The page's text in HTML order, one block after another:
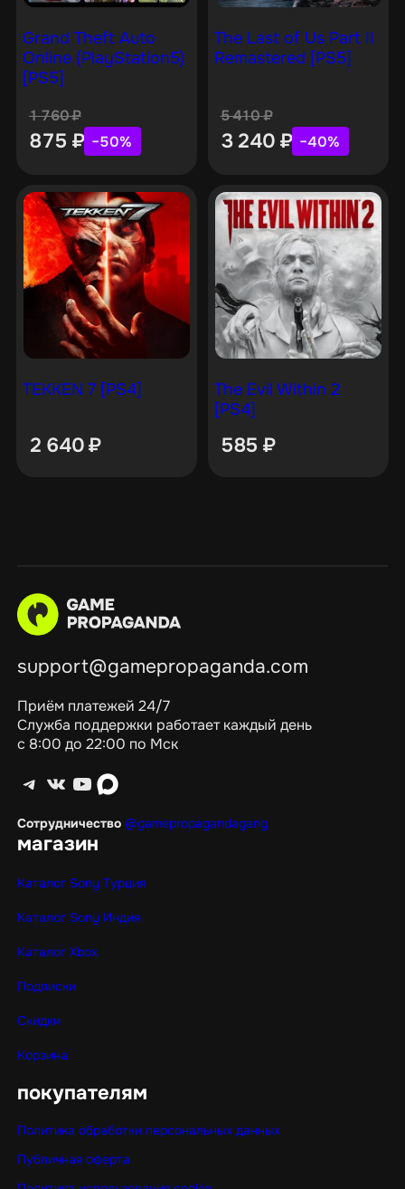
Grand Theft Auto
Online (PlayStation5)
[PS5]
1 760₽
875 ₽ −50%
The Last of Us Part II
Remastered [PS5]
5 410₽
3 240 ₽ −40%
TEKKEN 7 [PS4]
2 640₽
The Evil Within 2
[PS4]
585 ₽
support@gamepropaganda.com
Приём платежей 24/7
Служба поддержки работает каждый день
с 8:00 до 22:00 по Мск
Telegram ВКонтакте YouTube max
Сотрудничество @gamepropagandagang
магазин
Каталог Sony Турция
Каталог Sony Индия
Каталог Xbox
Подписки
Скидки
Корзина
покупателям
Политика обработки персональных данных
Публичная оферта